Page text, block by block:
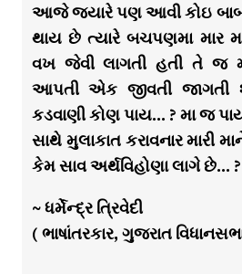
આજે જ્યારે પણ આવી કોઇ
થાય છે ત્યારે બચપણમા માર
વખ જેવી લાગતી હતી તે
આપતી એક જીવતી જાગતી
કડવાણી કોણ પાય… ? મા જ
સાથે મુલાકાત કરાવનાર મારી
કેમ સાવ અર્થવિહોણા લાગે છે… ?
~ ધર્મેન્દ્ર ત્રિવેદી
( ભાષાંતરકાર, ગુજરાત